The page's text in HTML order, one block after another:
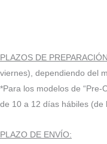
PLAZOS DE
viernes), dependiendo del
*Para los modelos de
de 10 a 12 días hábiles (de
PLAZO DE ENVÍO: